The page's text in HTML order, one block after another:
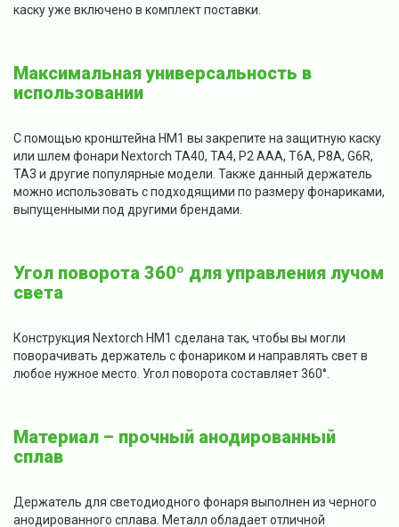
каску уже включено в комплект поставки.
Максимальная универсальность в
использовании
С помощью кронштейна HM1 вы закрепите на защитную каску
или шлем фонари Nextorch TA40, TA4, P2 AAA, T6A, P8A, G6R,
TA3 и другие популярные модели. Также данный держатель
можно использовать с подходящими по размеру фонариками,
выпущенными под другими брендами.
Угол поворота 360º для управления лучом
света
Конструкция Nextorch HM1 сделана так, чтобы вы могли
поворачивать держатель с фонариком и направлять свет в
любое нужное место. Угол поворота составляет 360°.
Материал – прочный анодированный
сплав
Держатель для светодиодного фонаря выполнен из черного
анодированного сплава. Металл обладает отличной